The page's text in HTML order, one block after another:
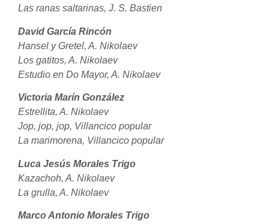
Las ranas saltarinas, J. S. Bastien
David García Rincón
Hansel y Gretel, A. Nikolaev
Los gatitos, A. Nikolaev
Estudio en Do Mayor, A. Nikolaev
Victoria Marín González
Estrellita, A. Nikolaev
Jop, jop, jop, Villancico popular
La marimorena, Villancico popular
Luca Jesús Morales Trigo
Kazachoh, A. Nikolaev
La grulla, A. Nikolaev
Marco Antonio Morales Trigo